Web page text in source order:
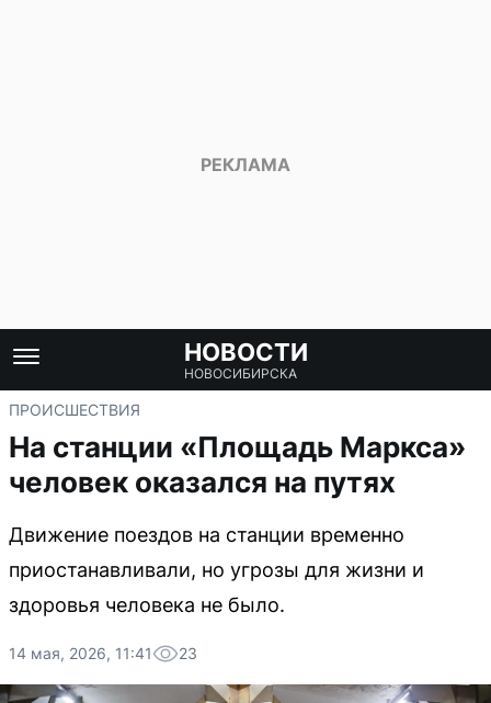
НОВОСТИ
НОВОСИБИРСКА
ПРОИСШЕСТВИЯ
На станции «Площадь Маркса»
человек оказался на путях
Движение поездов на станции временно
приостанавливали, но угрозы для жизни и
здоровья человека не было.
14 мая, 2026, 11:41 23